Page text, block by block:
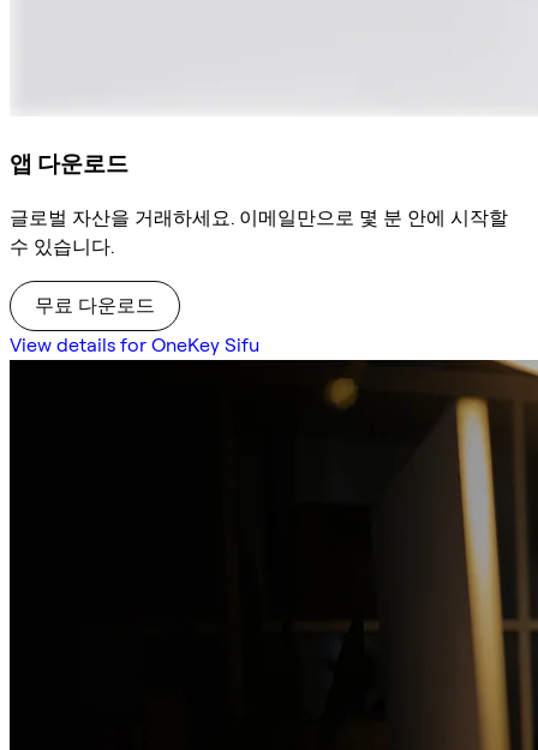
앱 다운로드
글로벌 자산을 거래하세요. 이메일만으로 몇 분 안에 시작할
수 있습니다.
무료 다운로드
View details for OneKey Sifu